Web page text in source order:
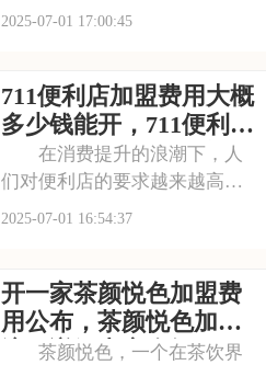
产品脱颖而出，成为众多消费
鼻而来，让人垂涎欲滴。每一
款汉堡都选用上等的食材，搭
配新鲜的蔬菜和秘制
2025-07-01 17:00:45
711便利店加盟费用大概
多少钱能开，711便利店
有什么加盟条件要求吗
在消费提升的浪潮下，人
们对便利店的要求越来越高，
不仅追求商品的丰富性，更注
泛的门店网络和丰富的商品种
类，赢得了市场的认可。每一
间711店铺都
2025-07-01 16:54:37
开一家茶颜悦色加盟费
用公布，茶颜悦色加盟
流程详解内容介绍
茶颜悦色，一个在茶饮界